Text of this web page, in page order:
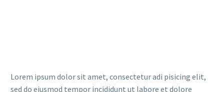
Lorem ipsum dolor sit amet, consectetur adi pisicing elit,
sed do eiusmod tempor incididunt ut labore et dolore